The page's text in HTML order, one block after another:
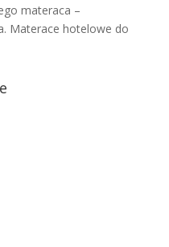
materaca –
Materace hotelowe do